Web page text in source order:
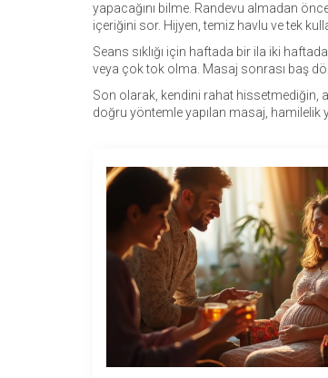
yapacağını bilme. Randevu almadan
içeriğini sor. Hijyen, temiz havlu ve tek
Seans sıklığı için haftada bir ila iki
veya çok tok olma. Masaj sonrası baş
Son olarak, kendini rahat hissetmediğin,
doğru yöntemle yapılan masaj,